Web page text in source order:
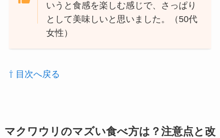
いうと食感を楽しむ感じで、さっぱり
として美味しいと思いました。（50代
女性）
⇧ 目次へ戻る
マクワウリのマズい食べ方は？注意点と改